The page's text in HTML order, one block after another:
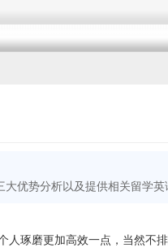
优势分析以及提供相关留学英
琢磨更加高效一点，当然不